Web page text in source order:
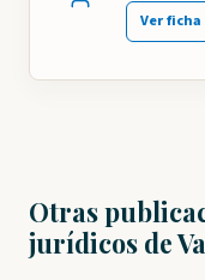
Ver
Otras
jurídicos de